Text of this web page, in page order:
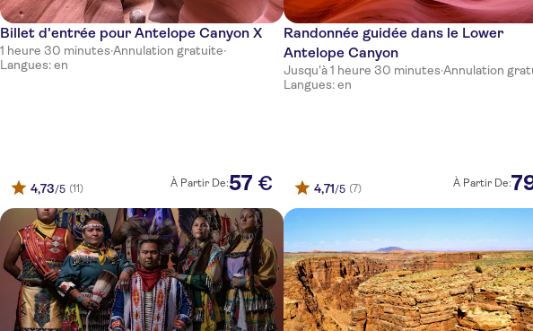
Billet d'entrée pour Antelope Canyon X
1 heure 30 minutes·Annulation gratuite·
Langues: en
4,73/5 (11) À Partir De:57 €
Randonnée guidée dans le Lower
Antelope Canyon
Jusqu'à 1 heure 30 minutes·Annulation
Langues: en
4,71/5 (7) À Partir De: